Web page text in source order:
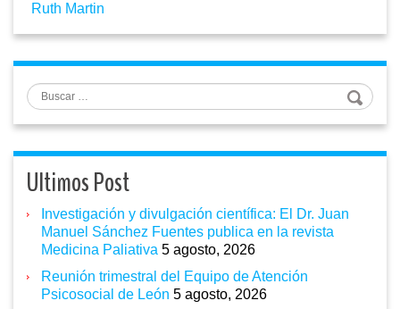
Ruth Martin
Buscar
Ultimos Post
Investigación y divulgación científica: El Dr. Juan
Manuel Sánchez Fuentes publica en la revista
Medicina Paliativa 5 agosto, 2026
Reunión trimestral del Equipo de Atención
Psicosocial de León 5 agosto, 2026